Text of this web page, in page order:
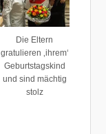
Die Eltern
gratulieren ‚ihrem‘
Geburtstagskind
und sind mächtig
stolz